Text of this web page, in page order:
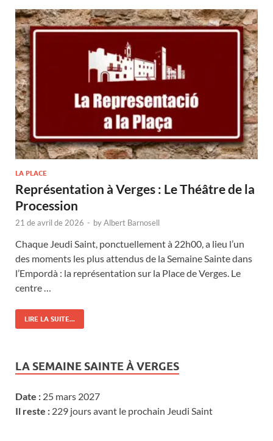
LA PLACE
Représentation à Verges : Le Théâtre de la
Procession
21 de avril de 2026 - byAlbert Barnosell
Chaque Jeudi Saint, ponctuellement à 22h00, a lieu l’un
des moments les plus attendus de la Semaine Sainte dans
l’Empordà : la représentation sur la Place de Verges. Le
centre …
LIRE LA SUITE...
LA SEMAINE SAINTE À VERGES
Date : 25 mars 2027
Il reste : 229 jours avant le prochain Jeudi Saint